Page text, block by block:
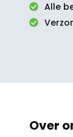
Alle
Over